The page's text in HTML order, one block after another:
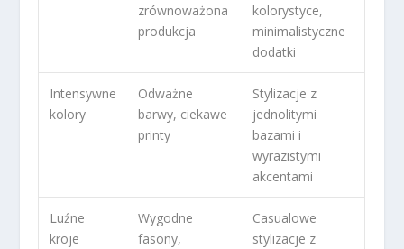
zrównoważona
produkcja
kolorystyce,
minimalistyczne
dodatki
Intensywne
kolory
Odważne
barwy, ciekawe
printy
Stylizacje z
jednolitymi
bazami i
wyrazistymi
akcentami
Luźne
kroje
Wygodne
fasony,
Casualowe
stylizacje z